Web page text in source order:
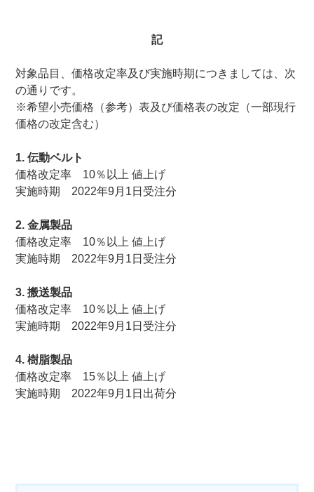
記
対象品目、価格改定率及び実施時期につきましては、次
の通りです。
※希望小売価格（参考）表及び価格表の改定（一部現行
価格の改定含む）
1. 伝動ベルト
価格改定率 10％以上 値上げ
実施時期 2022年9月1日受注分
2. 金属製品
価格改定率 10％以上 値上げ
実施時期 2022年9月1日受注分
3. 搬送製品
価格改定率 10％以上 値上げ
実施時期 2022年9月1日受注分
4. 樹脂製品
価格改定率 15％以上 値上げ
実施時期 2022年9月1日出荷分